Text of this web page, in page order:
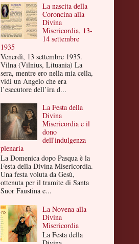
La nascita della
Coroncina alla
Divina
Misericordia, 13-
14 settembre
1935
Venerdì, 13 settembre 1935.
Vilna (Vilnius, Lituania) La
sera, mentre ero nella mia cella,
vidi un Angelo che era
l’esecutore dell’ira d...
La Festa della
Divina
Misericordia e il
dono
dell'indulgenza
plenaria
La Domenica dopo Pasqua è la
Festa della Divina Misericordia.
Una festa voluta da Gesù,
ottenuta per il tramite di Santa
Suor Faustina e...
La Novena alla
Divina
Misericordia
La Festa della